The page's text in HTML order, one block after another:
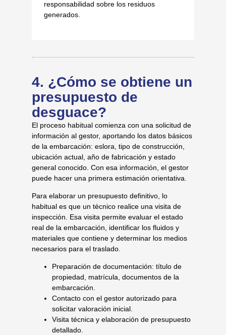
responsabilidad sobre los residuos
generados.
4. ¿Cómo se obtiene un
presupuesto de
desguace?
El proceso habitual comienza con una solicitud de
información al gestor, aportando los datos básicos
de la embarcación: eslora, tipo de construcción,
ubicación actual, año de fabricación y estado
general conocido. Con esa información, el gestor
puede hacer una primera estimación orientativa.
Para elaborar un presupuesto definitivo, lo
habitual es que un técnico realice una visita de
inspección. Esa visita permite evaluar el estado
real de la embarcación, identificar los fluidos y
materiales que contiene y determinar los medios
necesarios para el traslado.
Preparación de documentación: título de
propiedad, matrícula, documentos de la
embarcación.
Contacto con el gestor autorizado para
solicitar valoración inicial.
Visita técnica y elaboración de presupuesto
detallado.